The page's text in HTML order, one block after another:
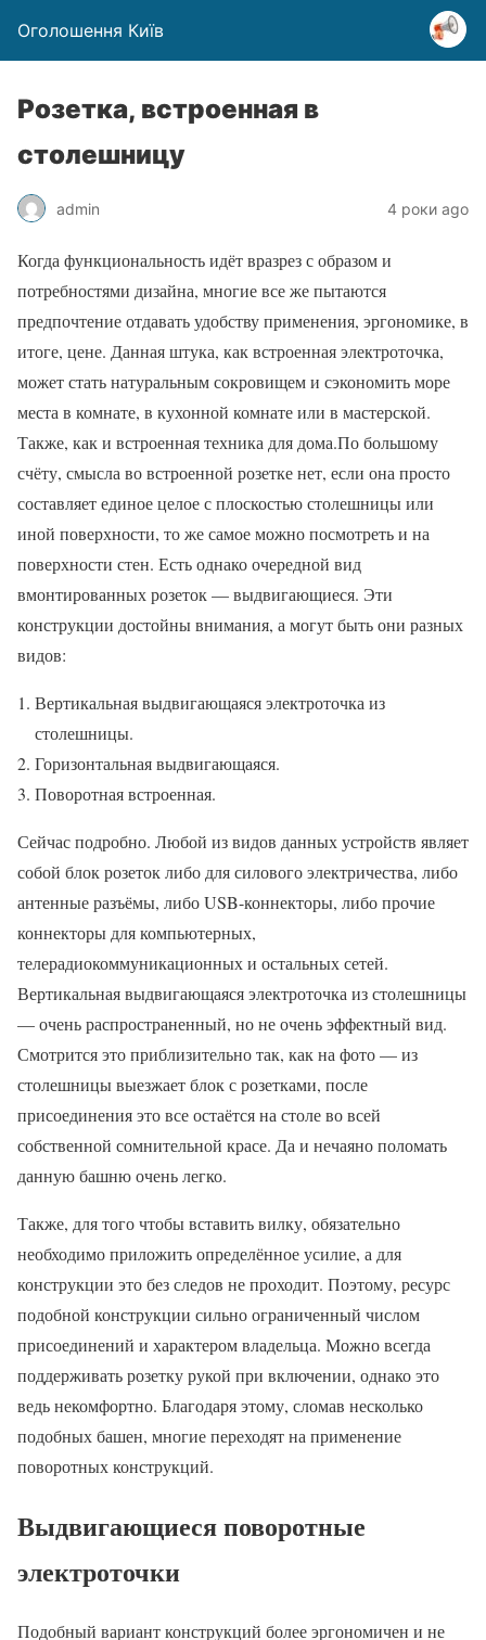
Оголошення Київ
Розетка, встроенная в
столешницу
admin 4 роки ago
Когда функциональность идёт вразрез с образом и
потребностями дизайна, многие все же пытаются
предпочтение отдавать удобству применения, эргономике, в
итоге, цене. Данная штука, как встроенная электроточка,
может стать натуральным сокровищем и сэкономить море
места в комнате, в кухонной комнате или в мастерской.
Также, как и встроенная техника для дома.По большому
счёту, смысла во встроенной розетке нет, если она просто
составляет единое целое с плоскостью столешницы или
иной поверхности, то же самое можно посмотреть и на
поверхности стен. Есть однако очередной вид
вмонтированных розеток — выдвигающиеся. Эти
конструкции достойны внимания, а могут быть они разных
видов:
Вертикальная выдвигающаяся электроточка из
столешницы.
Горизонтальная выдвигающаяся.
Поворотная встроенная.
Сейчас подробно. Любой из видов данных устройств являет
собой блок розеток либо для силового электричества, либо
антенные разъёмы, либо USB-коннекторы, либо прочие
коннекторы для компьютерных,
телерадиокоммуникационных и остальных сетей.
Вертикальная выдвигающаяся электроточка из столешницы
— очень распространенный, но не очень эффектный вид.
Смотрится это приблизительно так, как на фото — из
столешницы выезжает блок с розетками, после
присоединения это все остаётся на столе во всей
собственной сомнительной красе. Да и нечаяно поломать
данную башню очень легко.
Также, для того чтобы вставить вилку, обязательно
необходимо приложить определённое усилие, а для
конструкции это без следов не проходит. Поэтому, ресурс
подобной конструкции сильно ограниченный числом
присоединений и характером владельца. Можно всегда
поддерживать розетку рукой при включении, однако это
ведь некомфортно. Благодаря этому, сломав несколько
подобных башен, многие переходят на применение
поворотных конструкций.
Выдвигающиеся поворотные
электроточки
Подобный вариант конструкций более эргономичен и не